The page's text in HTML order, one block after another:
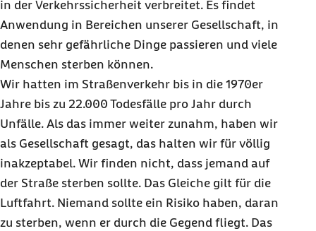
in der Verkehrssicherheit verbreitet. Es findet
Anwendung in Bereichen unserer Gesellschaft, in
denen sehr gefährliche Dinge passieren und viele
Menschen sterben können.
Wir hatten im Straßenverkehr bis in die 1970er
Jahre bis zu 22.000 Todesfälle pro Jahr durch
Unfälle. Als das immer weiter zunahm, haben wir
als Gesellschaft gesagt, das halten wir für völlig
inakzeptabel. Wir finden nicht, dass jemand auf
der Straße sterben sollte. Das Gleiche gilt für die
Luftfahrt. Niemand sollte ein Risiko haben, daran
zu sterben, wenn er durch die Gegend fliegt. Das